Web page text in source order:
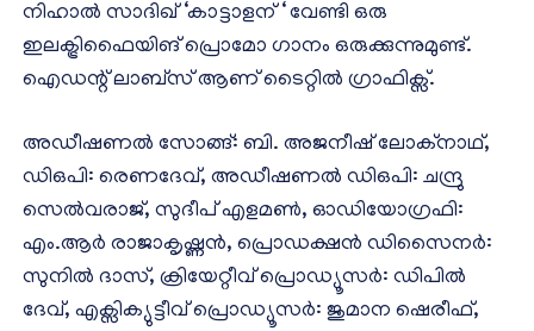
നിഹാൽ സാദിഖ് ‘കാട്ടാളന് ‘ വേണ്ടി ഒരു
ഇലക്ട്രിഫൈയിങ് പ്രൊമോ ഗാനം ഒരുക്കുന്നുമുണ്ട്.
ഐഡന്റ് ലാബ്സ് ആണ് ടൈറ്റിൽ ഗ്രാഫിക്സ്.
അഡീഷണൽ സോങ്ങ്: ബി. അജനീഷ് ലോക്‌നാഥ്,
ഡിഒപി: രെണദേവ്, അഡീഷണൽ ഡിഒപി: ചന്ദ്രു
സെൽവരാജ്, സുദീപ് എളമൺ, ഓഡിയോഗ്രഫി:
എം.ആർ രാജാകൃഷ്ണൻ, പ്രൊഡക്ഷൻ ഡിസൈനർ:
സുനിൽ ദാസ്, ക്രിയേറ്റീവ് പ്രൊഡ്യൂസർ: ഡിപിൽ
ദേവ്, എക്സിക്യുട്ടീവ് പ്രൊഡ്യൂസർ: ജുമാന ഷെരീഫ്,